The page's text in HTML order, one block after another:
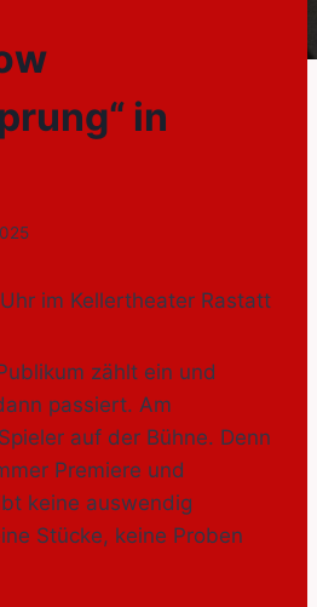
in
im Kellertheater Rastatt
zählt ein und
passiert. Am
auf der Bühne. Denn
Premiere und
keine auswendig
Stücke, keine Proben